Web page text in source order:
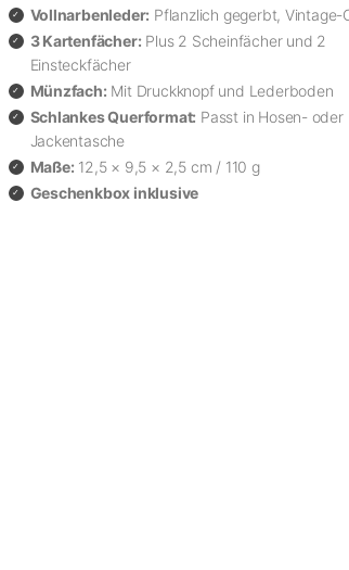
Vollnarbenleder: Pflanzlich gegerbt, Vintage-
3 Kartenfächer: Plus 2 Scheinfächer und 2
Einsteckfächer
Münzfach: Mit Druckknopf und Lederboden
Schlankes Querformat: Passt in Hosen- oder
Jackentasche
Maße: 12,5 × 9,5 × 2,5 cm / 110 g
Geschenkbox inklusive